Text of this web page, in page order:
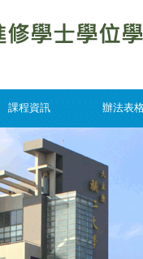
課程資訊 辦法表